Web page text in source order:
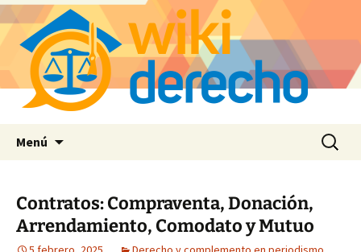
Menú Buscar:
Contratos: Compraventa, Donación,
Arrendamiento, Comodato y Mutuo